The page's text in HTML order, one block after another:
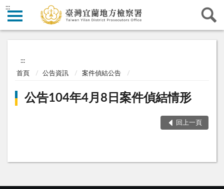
:::
:::
首頁 公告資訊 案件偵結公告
公告104年4月8日案件偵結情形
回上一頁